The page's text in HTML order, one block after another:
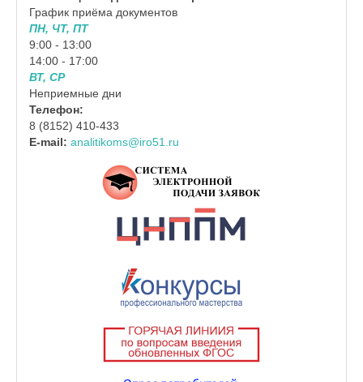
График приёма документов
ПН, ЧТ, ПТ
9:00 - 13:00
14:00 - 17:00
ВТ, СР
Неприемные дни
Телефон:
8 (8152) 410-433
E-mail: analitikoms@iro51.ru